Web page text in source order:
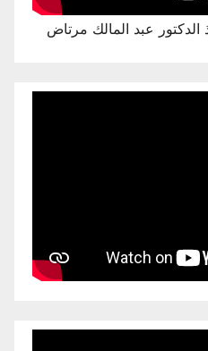
الدكتور عبد المالك مرتاض